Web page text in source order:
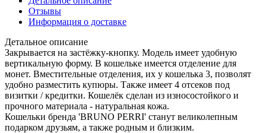
Отзывы
Информация о доставке
Детальное описание
Закрывается на застёжку-кнопку. Модель имеет удобную
вертикальную форму. В кошельке имеется отделение для
монет. Вместительные отделения, их у кошелька 3, позволят
удобно разместить купюры. Также имеет 4 отсеков под
визитки / кредитки. Кошелёк сделан из износостойкого и
прочного материала - натуральная кожа.
Кошельки бренда 'BRUNO PERRI' станут великолепным
подарком друзьям, а также родным и близким.